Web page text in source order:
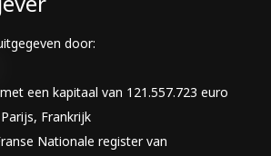
door:
een kapitaal van 121.557.723 euro
Frankrijk
Nationale register van